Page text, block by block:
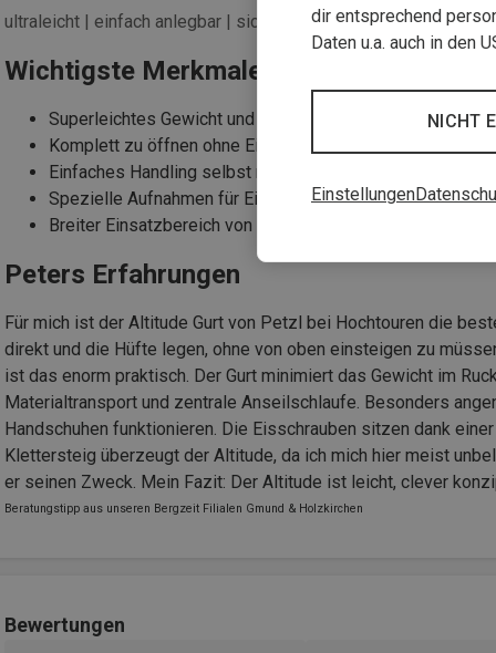
ultraleicht | einfach anlegbar | sicher
Wichtigste Merkmale des Petzl Altitude
Superleichtes Gewicht und sehr geringes Packmaß
Komplett zu öffnen ohne Einsteigen für schnellen Einsatz
Einfaches Handling selbst mit Handschuhen
Spezielle Aufnahmen für Eisschrauben mit Silikoneinlage
Breiter Einsatzbereich von Hochtouren bis Klettersteig
Peters Erfahrungen
Für mich ist der Altitude Gurt von Petzl bei Hochtouren die
direkt und die Hüfte legen, ohne von oben einsteigen zu
ist das enorm praktisch. Der Gurt minimiert das Gewicht im
Materialtransport und zentrale Anseilschlaufe. Besonders
Handschuhen funktionieren. Die Eisschrauben sitzen dank
Klettersteig überzeugt der Altitude, da ich mich hier meist
er seinen Zweck. Mein Fazit: Der Altitude ist leicht, clever
Beratungstipp aus unseren Bergzeit Filialen Gmund & Holzkirchen
Bewertungen
dir entsprechend
Daten u.a. auch in den
NICHT
Einstellungen